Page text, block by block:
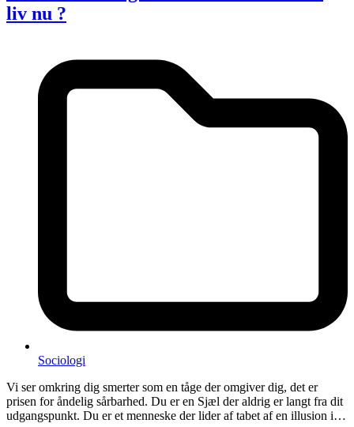
liv nu ?
Sociologi
Vi ser omkring dig smerter som en tåge der omgiver dig, det er
prisen for åndelig sårbarhed. Du er en Sjæl der aldrig er langt fra dit
udgangspunkt. Du er et menneske der lider af tabet af en illusion i…